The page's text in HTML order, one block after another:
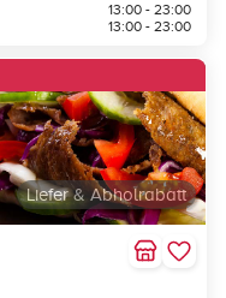
13:00 - 23:00
13:00 - 23:00
Liefer & Abholrabatt